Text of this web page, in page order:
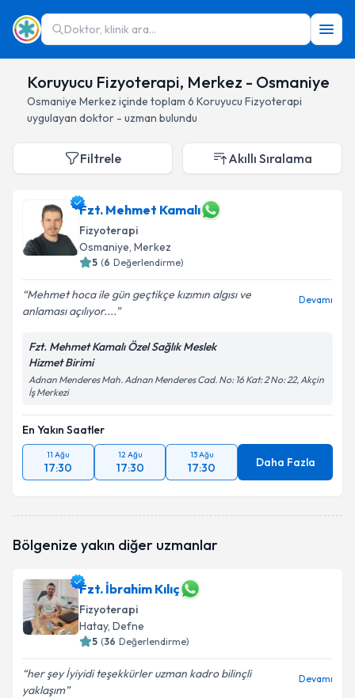
Doktor, klinik ara...
Koruyucu Fizyoterapi, Merkez - Osmaniye
Osmaniye Merkez içinde toplam 6 Koruyucu Fizyoterapi
uygulayan doktor - uzman bulundu
Filtrele Akıllı Sıralama
Fzt. Mehmet Kamalı
Fizyoterapi
Osmaniye, Merkez
5 (6 Değerlendirme)
Mehmet hoca ile gün geçtikçe kızımın algısı ve
anlaması açılıyor....
Devamı
Fzt. Mehmet Kamalı Özel Sağlık Meslek
Hizmet Birimi
Adnan Menderes Mah. Adnan Menderes Cad. No: 16 Kat: 2 No: 22, Akçin
İş Merkezi
En Yakın Saatler
11 Ağu
17:30
12 Ağu
17:30
13 Ağu
17:30 Daha Fazla
Bölgenize yakın diğer uzmanlar
Fzt. İbrahim Kılıç
Fizyoterapi
Hatay, Defne
5 (36 Değerlendirme)
her şey İyiyidi teşekkürler uzman kadro bilinçli
yaklaşım
Devamı